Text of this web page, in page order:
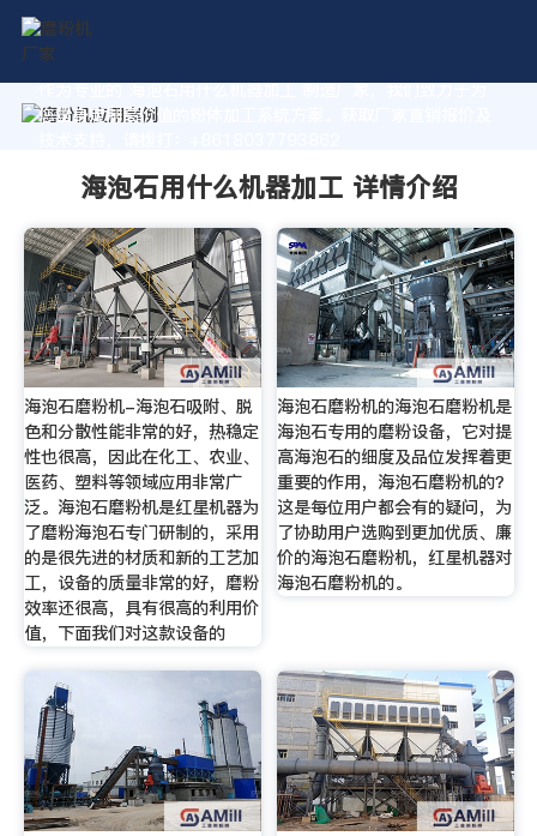
作为专业的 海泡石用什么机器加工 制造厂家，我们致力于为
您量身定制高价值的粉体加工系统方案。获取厂家直销报价及
海泡石用什么机器加工 详情介绍
海泡石磨粉机-海泡石吸附、脱
色和分散性能非常的好，热稳定
性也很高，因此在化工、农业、
医药、塑料等领域应用非常广
泛。海泡石磨粉机是红星机器为
了磨粉海泡石专门研制的，采用
的是很先进的材质和新的工艺加
工，设备的质量非常的好，磨粉
效率还很高，具有很高的利用价
值，下面我们对这款设备的
海泡石磨粉机的海泡石磨粉机是
海泡石专用的磨粉设备，它对提
高海泡石的细度及品位发挥着更
重要的作用，海泡石磨粉机的？
这是每位用户都会有的疑问，为
了协助用户选购到更加优质、廉
价的海泡石磨粉机，红星机器对
海泡石磨粉机的。